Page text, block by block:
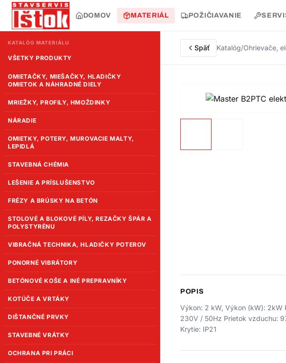
DOMOV MATERIÁL POŽIČIAVANIE
KATALÓG MATERIÁLU
VŠETKY PRODUKTY
OMIETAČKY, MIEŠAČKY, HLADIČKY
OMIETOK A NÁHRADNÉ DIELY
MRIEŽKY, PROFILY, HMOŽDINKY
NÁRADIE
OMIETKY, POTERY, MUROVACIE MALTY,
LEPIDLÁ
STAVEBNÁ CHÉMIA
LEŠENIE A PRÍSLUŠENSTVO
FRÉZY A BRÚSKY NA BETÓN
STOLOVÉ A BLOKOVÉ PÍLY, REZAČKY ŠPÁR A
POLYSTYRÉNU
VIBRAČNÁ TECHNIKA, HLADIČKY POTEROV
PONORNÉ VIBRÁTORY
BETÓNOVÉ KOŠE A INÉ PREPRAVNÍKY
KOTÚČE A VRTÁKY
DIŠTANČNÉ PRVKY
STAVEBNÉ VRÁTKY
OCHRANA PRI PRÁCI
Späť Katalóg/Ohrievače,
POPIS
Výkon: 2 kW, Výkon (kW): 2kW
230V / 50Hz Prietok vzduchu:
Krytie: IP21